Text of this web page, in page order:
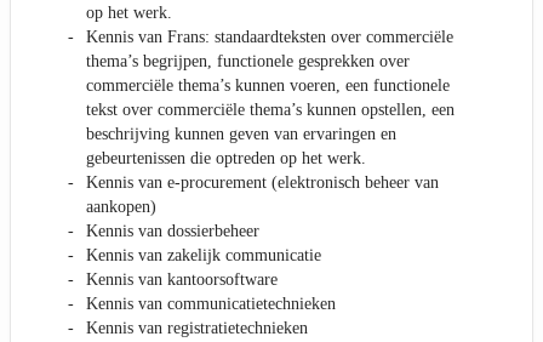
op het werk.
Kennis van Frans: standaardteksten over commerciële
thema’s begrijpen, functionele gesprekken over
commerciële thema’s kunnen voeren, een functionele
tekst over commerciële thema’s kunnen opstellen, een
beschrijving kunnen geven van ervaringen en
gebeurtenissen die optreden op het werk.
Kennis van e-procurement (elektronisch beheer van
aankopen)
Kennis van dossierbeheer
Kennis van zakelijk communicatie
Kennis van kantoorsoftware
Kennis van communicatietechnieken
Kennis van registratietechnieken